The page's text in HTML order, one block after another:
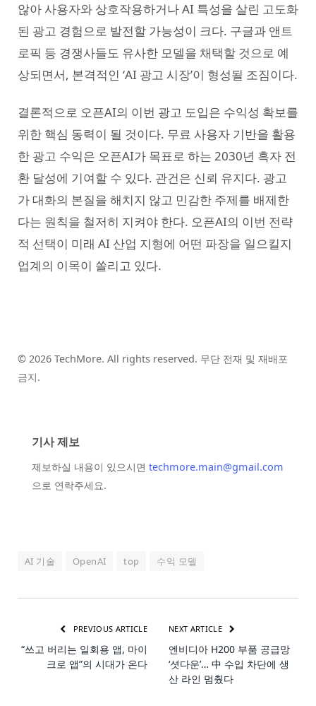
않아 사용자와 상호작용하거나 AI 특성을 살린 고도화
된 광고 경험으로 발전할 가능성이 크다. 구글과 앤트
로픽 등 경쟁사들도 유사한 모델을 채택할 것으로 예
상되면서, 본격적인 ‘AI 광고 시장’이 형성될 조짐이다.
결론적으로 오픈AI의 이번 광고 도입은 수익성 확보를
위한 핵심 동력이 될 것이다. 무료 사용자 기반을 활용
한 광고 수익은 오픈AI가 목표로 하는 2030년 흑자 전
환 달성에 기여할 수 있다. 관건은 신뢰 유지다. 광고
가 대화의 본질을 해치지 않고 민감한 주제를 배제한
다는 원칙을 철저히 지켜야 한다. 오픈AI의 이번 전략
적 선택이 미래 AI 산업 지형에 어떤 파장을 일으킬지
업계의 이목이 쏠리고 있다.
© 2026 TechMore. All rights reserved. 무단 전재 및 재배포
금지.
기사 제보
제보하실 내용이 있으시면 techmore.main@gmail.com
으로 연락주세요.
AI 기술 OpenAI top 수익 모델
PREVIOUS ARTICLE
“쓰고 버리는 일회용 앱, 마이
크로 앱”의 시대가 온다
NEXT ARTICLE
엔비디아 H200 부품 공급망
‘셧다운’… 中 수입 차단에 생
산 라인 멈췄다